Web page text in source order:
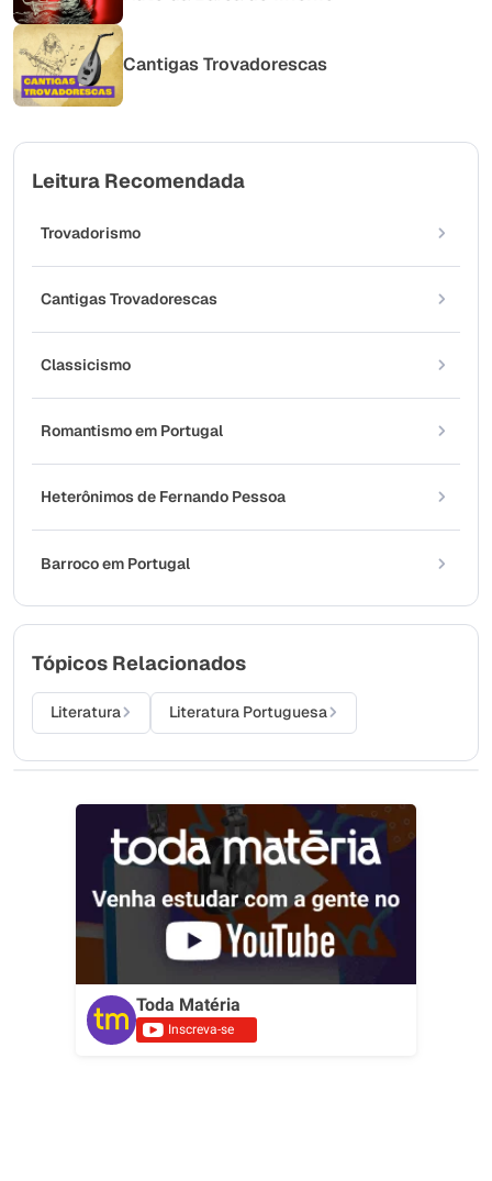
Cantigas Trovadorescas
Leitura Recomendada
Trovadorismo
Cantigas Trovadorescas
Classicismo
Romantismo em Portugal
Heterônimos de Fernando Pessoa
Barroco em Portugal
Tópicos Relacionados
Literatura Literatura Portuguesa
Toda Matéria
Inscreva-se